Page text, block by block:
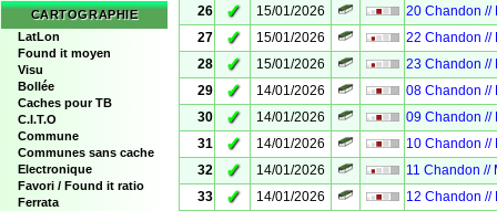
CARTOGRAPHIE
LatLon
Found it moyen
Visu
Bollée
Caches pour TB
C.I.T.O
Commune
Communes sans cache
Electronique
Favori / Found it ratio
Ferrata
26
✓ 15/01/2026
20 Chandon //
27
✓ 15/01/2026
22 Chandon //
28
✓ 15/01/2026
23 Chandon //
29
✓ 14/01/2026
08 Chandon //
30
✓ 14/01/2026
09 Chandon //
31
✓ 14/01/2026
10 Chandon //
32
✓ 14/01/2026
11 Chandon //
33
✓ 14/01/2026
12 Chandon //